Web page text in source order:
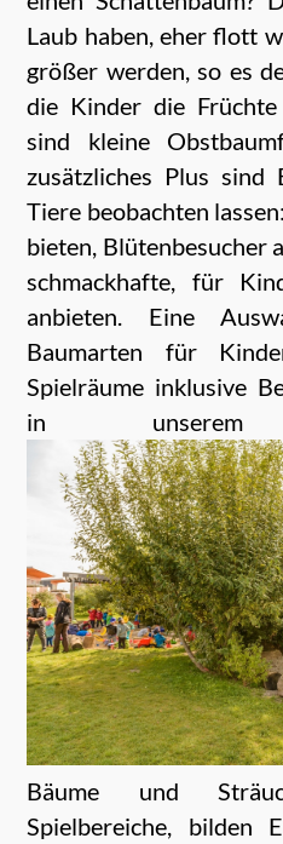
Laub haben, eher flott
größer werden, so es
die Kinder die
sind kleine
zusätzliches Plus sind
Tiere beobachten
bieten, Blütenbesucher
schmackhafte, für
anbieten. Eine
Baumarten für
Spielräume inklusive
in unserem
Bäume und
Spielbereiche, bilden